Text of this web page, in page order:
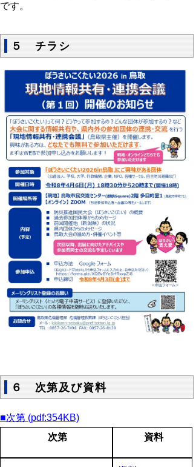
です。
５ チラシ
６ 次第及び資料
■次第 (pdf:354KB)
次第
資料